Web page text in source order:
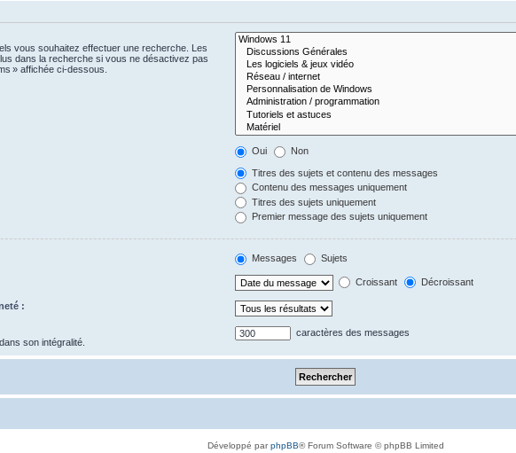
vous souhaitez effectuer une recherche. Les
dans la recherche si vous ne désactivez pas
» affichée ci-dessous.
Oui Non
Titres des sujets et contenu des messages
Contenu des messages uniquement
Titres des sujets uniquement
Premier message des sujets uniquement
Messages Sujets
Croissant Décroissant
:
son intégralité.
caractères des messages
Développé parphpBB® Forum Software © phpBB Limited